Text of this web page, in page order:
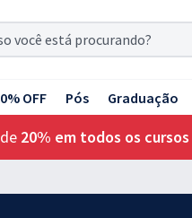
OFF Pós Graduação
20% em todos os